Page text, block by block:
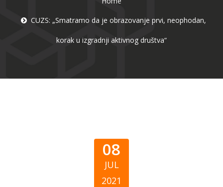
CUZS: „Smatramo da je obrazovanje prvi, neophodan,
korak u izgradnji aktivnog društva“
08
JUL
2021